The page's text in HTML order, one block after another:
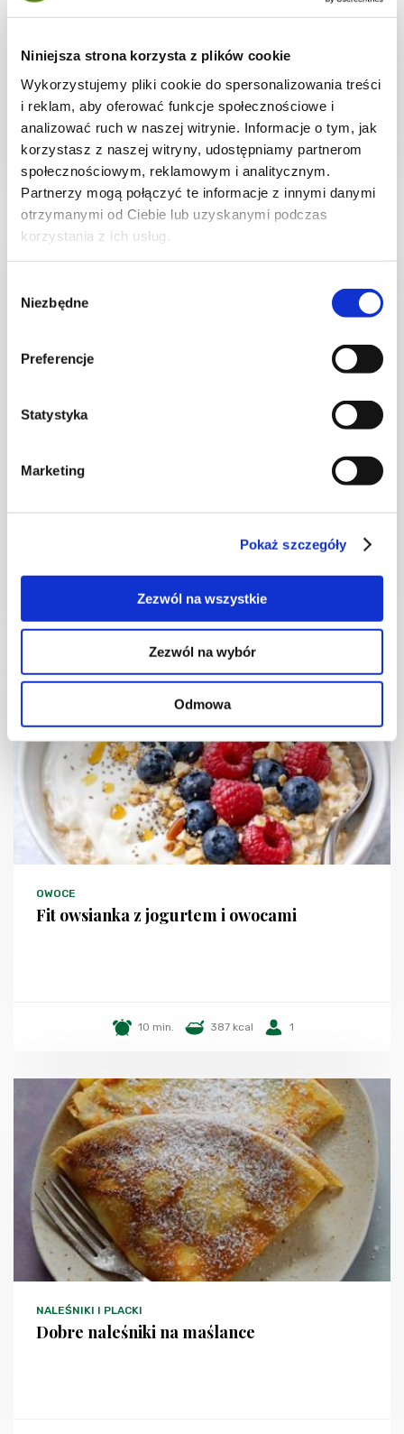
Niniejsza strona korzysta z plików cookie
Wykorzystujemy pliki cookie do spersonalizowania treści
i reklam, aby oferować funkcje społecznościowe i
analizować ruch w naszej witrynie. Informacje o tym, jak
korzystasz z naszej witryny, udostępniamy partnerom
społecznościowym, reklamowym i analitycznym.
Partnerzy mogą połączyć te informacje z innymi danymi
otrzymanymi od Ciebie lub uzyskanymi podczas
korzystania z ich usług.
zgody
Niezbędne
Preferencje
Statystyka
Marketing
Pokaż szczegóły
Zezwól na wszystkie
Zezwól na wybór
Odmowa
Dobre ciasto budyniowe z jabłkami i
kokosem
2 dni 4640 kcal 24
CIASTA I TORTY
10150 kcal
OWOCE
Fit owsianka z jogurtem i owocami
10 min. 387 kcal 1
NALEŚNIKI I PLACKI
Dobre naleśniki na maślance